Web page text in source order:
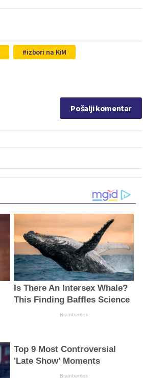
izbori na KiM
Pošalji komentar
Is There An Intersex Whale?
This Finding Baffles Science
Brainberries
Top 9 Most Controversial
'Late Show' Moments
Brainberries